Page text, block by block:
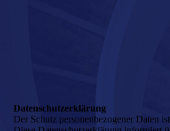
Datenschutz­erklärung
Der Schutz personenbezogener Daten